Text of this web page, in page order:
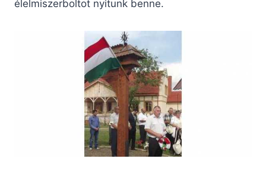
élelmiszerboltot nyitunk benne.